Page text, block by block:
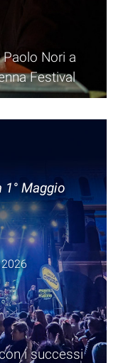
Nori a
Festival
Maggio
i successi